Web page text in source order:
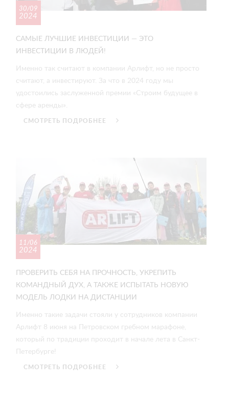
30/09
2024
САМЫЕ ЛУЧШИЕ ИНВЕСТИЦИИ — ЭТО
ИНВЕСТИЦИИ В ЛЮДЕЙ!
Именно так считают в компании Арлифт, но не просто
считают, а инвестируют. За что в 2024 году мы
удостоились заслуженной премии «Строим будущее в
сфере аренды».
СМОТРЕТЬ ПОДРОБНЕЕ
11/06
2024
ПРОВЕРИТЬ СЕБЯ НА ПРОЧНОСТЬ, УКРЕПИТЬ
КОМАНДНЫЙ ДУХ, А ТАКЖЕ ИСПЫТАТЬ НОВУЮ
МОДЕЛЬ ЛОДКИ НА ДИСТАНЦИИ
Именно такие задачи стояли у сотрудников компании
Арлифт 8 июня на Петровском гребном марафоне,
который по традиции проходит в начале лета в Санкт-
Петербурге!
СМОТРЕТЬ ПОДРОБНЕЕ